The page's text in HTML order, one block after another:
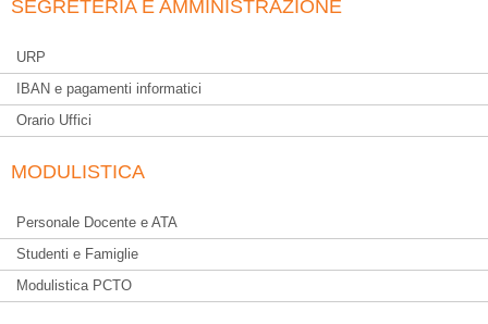
SEGRETERIA E AMMINISTRAZIONE
URP
IBAN e pagamenti informatici
Orario Uffici
MODULISTICA
Personale Docente e ATA
Studenti e Famiglie
Modulistica PCTO